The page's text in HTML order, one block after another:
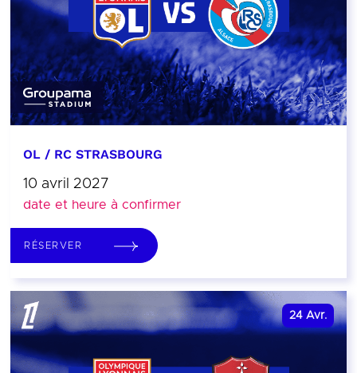
OL / RC STRASBOURG
10 avril 2027
date et heure à confirmer
RÉSERVER
24 Avr.